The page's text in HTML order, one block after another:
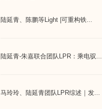
陆延青、陈鹏等Light |可重构铁...
陆延青-朱嘉联合团队LPR：乘电驭...
马玲玲、陆延青团队LPR综述｜发...